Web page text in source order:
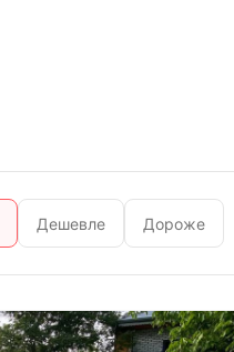
Дешевле Дороже